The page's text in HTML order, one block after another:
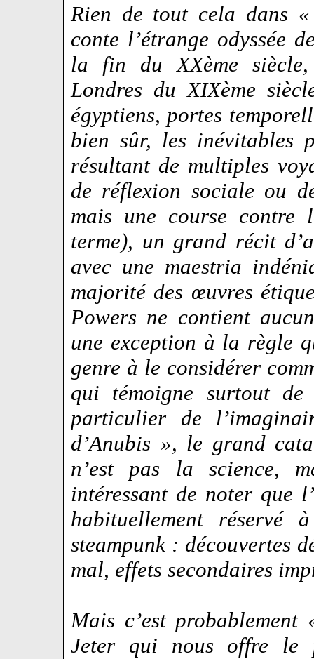
Rien de tout cela dans
conte l’étrange odyssée
la fin du XXème
Londres du XIXème
égyptiens, portes
bien sûr, les inévitables
résultant de multiples
de réflexion sociale ou
mais une course contre
terme), un grand récit
avec une maestria
majorité des œuvres
Powers ne contient
une exception à la règle
genre à le considérer
qui témoigne surtout de
particulier de
d’Anubis », le grand
n’est pas la science,
intéressant de noter que
habituellement réservé
steampunk : découvertes
mal, effets secondaires
Mais c’est
Jeter qui nous offre le